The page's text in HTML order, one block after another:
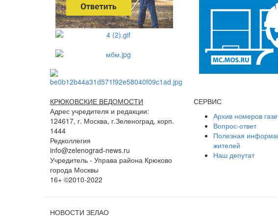
КРЮКОВСКИЕ ВЕДОМОСТИ
Адрес учредителя и редакции:
124617, г. Москва, г.Зеленоград, корп.
1444
Редколлегия
info@zelenograd-news.ru
Учредитель - Управа района Крюково
города Москвы
16+ ©2010-2022
СЕРВИС
Архив номеров
Вопрос-ответ
Полезная
жителей
Наш депутат
НОВОСТИ ЗЕЛАО